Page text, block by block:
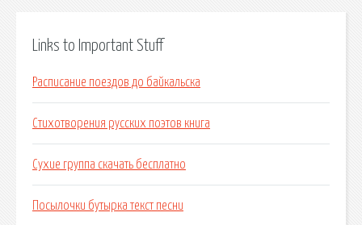
Links to Important Stuff
Расписание поездов до байкальска
Стихотворения русских поэтов книга
Сухие группа скачать бесплатно
Посылочки бутырка текст песни